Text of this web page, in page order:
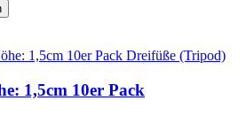
1,5cm 10er Pack